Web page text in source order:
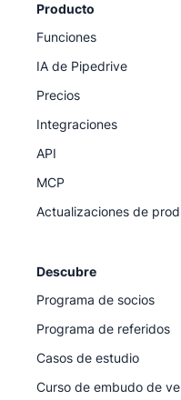
Producto
Funciones
IA de Pipedrive
Precios
Integraciones
API
MCP
Actualizaciones de
Descubre
Programa de socios
Programa de referidos
Casos de estudio
Curso de embudo de